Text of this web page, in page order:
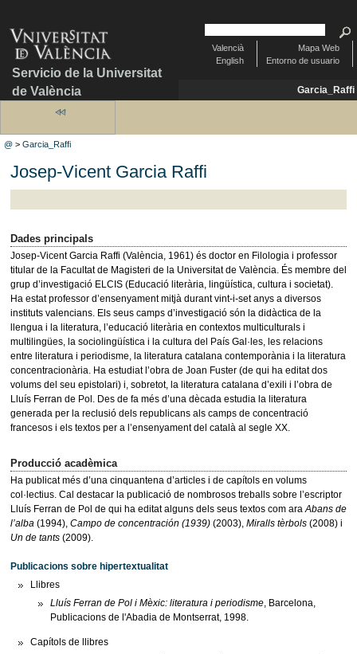
Servicio de la Universitat
de València
Mapa Web
Entorno de usuario
Valencià
English
Garcia_Raffi
@ >Garcia_Raffi
Josep-Vicent Garcia Raffi
Dades principals
Josep-Vicent Garcia Raffi (València, 1961) és doctor en Filologia i professor
titular de la Facultat de Magisteri de la Universitat de València. És membre del
grup d’investigació ELCIS (Educació literària, lingüística, cultura i societat).
Ha estat professor d’ensenyament mitjà durant vint-i-set anys a diversos
instituts valencians. Els seus camps d’investigació són la didàctica de la
llengua i la literatura, l’educació literària en contextos multiculturals i
multilingües, la sociolingüística i la cultura del País Gal·les, les relacions
entre literatura i periodisme, la literatura catalana contemporània i la literatura
concentracionària. Ha estudiat l’obra de Joan Fuster (de qui ha editat dos
volums del seu epistolari) i, sobretot, la literatura catalana d’exili i l’obra de
Lluís Ferran de Pol. Des de fa més d’una dècada estudia la literatura
generada per la reclusió dels republicans als camps de concentració
francesos i els textos per a l’ensenyament del català al segle XX.
Producció acadèmica
Ha publicat més d’una cinquantena d’articles i de capítols en volums
col·lectius. Cal destacar la publicació de nombrosos treballs sobre l’escriptor
Lluís Ferran de Pol de qui ha editat alguns dels seus textos com araAbans de
l’alba(1994), Campo de concentración (1939)(2003), Miralls tèrbols(2008) i
Un de tants(2009).
Publicacions sobre hipertextualitat
Llibres
Lluís Ferran de Pol i Mèxic: literatura i periodisme, Barcelona,
Publicacions de l'Abadia de Montserrat, 1998.
Capítols de llibres